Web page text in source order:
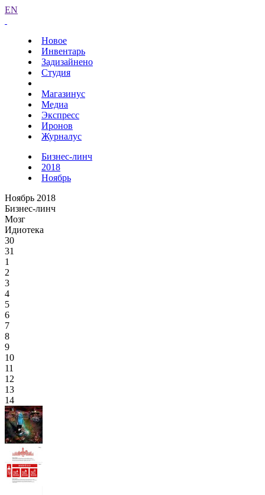
EN
Новое
Инвентарь
Задизайнено
Студия
Магазинус
Медиа
Экспресс
Иронов
Журналус
Бизнес-линч
2018
Ноябрь
Ноябрь 2018
Бизнес-линч
Мозг
Идиотека
30
31
1
2
3
4
5
6
7
8
9
10
11
12
13
14